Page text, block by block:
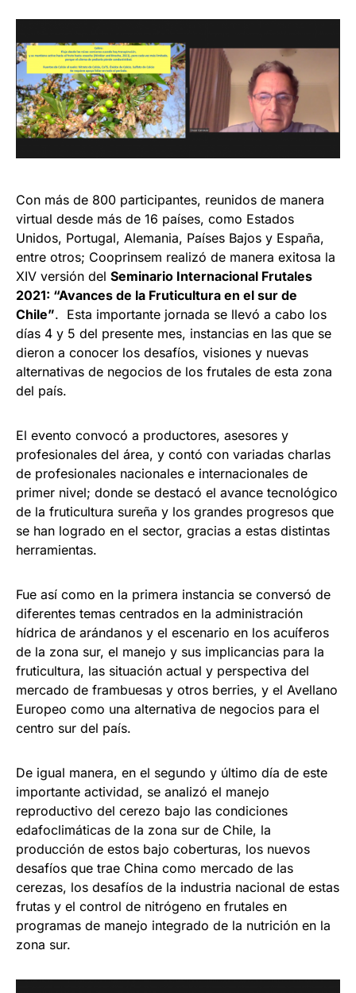
Con más de 800 participantes, reunidos de manera
virtual desde más de 16 países, como Estados
Unidos, Portugal, Alemania, Países Bajos y España,
entre otros; Cooprinsem realizó de manera exitosa la
XIV versión del Seminario Internacional Frutales
2021: “Avances de la Fruticultura en el sur de
Chile”. Esta importante jornada se llevó a cabo los
días 4 y 5 del presente mes, instancias en las que se
dieron a conocer los desafíos, visiones y nuevas
alternativas de negocios de los frutales de esta zona
del país.
El evento convocó a productores, asesores y
profesionales del área, y contó con variadas charlas
de profesionales nacionales e internacionales de
primer nivel; donde se destacó el avance tecnológico
de la fruticultura sureña y los grandes progresos que
se han logrado en el sector, gracias a estas distintas
herramientas.
Fue así como en la primera instancia se conversó de
diferentes temas centrados en la administración
hídrica de arándanos y el escenario en los acuíferos
de la zona sur, el manejo y sus implicancias para la
fruticultura, las situación actual y perspectiva del
mercado de frambuesas y otros berries, y el Avellano
Europeo como una alternativa de negocios para el
centro sur del país.
De igual manera, en el segundo y último día de este
importante actividad, se analizó el manejo
reproductivo del cerezo bajo las condiciones
edafoclimáticas de la zona sur de Chile, la
producción de estos bajo coberturas, los nuevos
desafíos que trae China como mercado de las
cerezas, los desafíos de la industria nacional de estas
frutas y el control de nitrógeno en frutales en
programas de manejo integrado de la nutrición en la
zona sur.